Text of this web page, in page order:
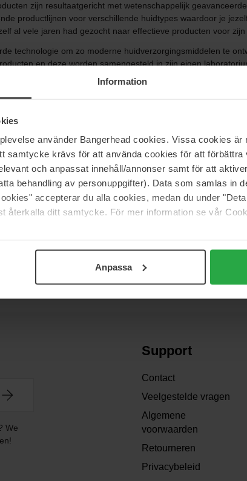
Information
använder Bangerhead cookies. Vissa cookies
samtycke krävs för att använda cookies för att förbättra
och anpassat innehåll/annonser samt för att
behandling av personuppgifter). Data som samlas in
accepterar du alla cookies, medan du under
återkalla ditt samtycke. För mer information se vår
Anpassa
zijn resultaatgericht met wetenschappelijk
productlijnen voor verschillende huidtypes waardoor je
al vele jaren had gezocht naar effectieve producten voor zijn
technologie om zo moderne huidverzorgingsmiddelen te
en deze worden samengesteld in zijn eigen
in Hongarije, waar men rustgevende en helende
dat het direct een boost geeft en zachter maakt.
glycolzuur dat fijne lijntjes, rimpels en poriën
aging producten met echt 24-karaats goud kun je je huid
ook zo aanvoelen. Dit heerlijke 24K Gold masker geeft een
maar hieronder vind je ons lijstje om eens een blik op te
onmiddellijk een meer effen huidtint geeft met een stralende
tekenen van veroudering. Anti-Aging Cleansing
voor een frisse en jeugdige huid. Het bevordert de
met 30% geconcentreerd hyaluronzuur dat het vocht
van vlierbessen-antioxidanten beschermt de huid tegen vrije
We
Support
Contact
Veelgestelde vragen
Algemene
voorwaarden
Retourneren
Privacybeleid